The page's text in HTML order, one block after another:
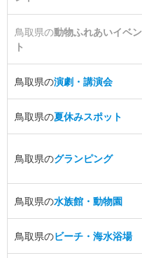
鳥取県の動物ふれあいイベン
ト
鳥取県の演劇・講演会
鳥取県の夏休みスポット
鳥取県のグランピング
鳥取県の水族館・動物園
鳥取県のビーチ・海水浴場